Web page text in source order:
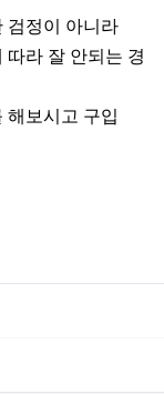
검정이 아니라
라 잘 안되는 경
해보시고 구입